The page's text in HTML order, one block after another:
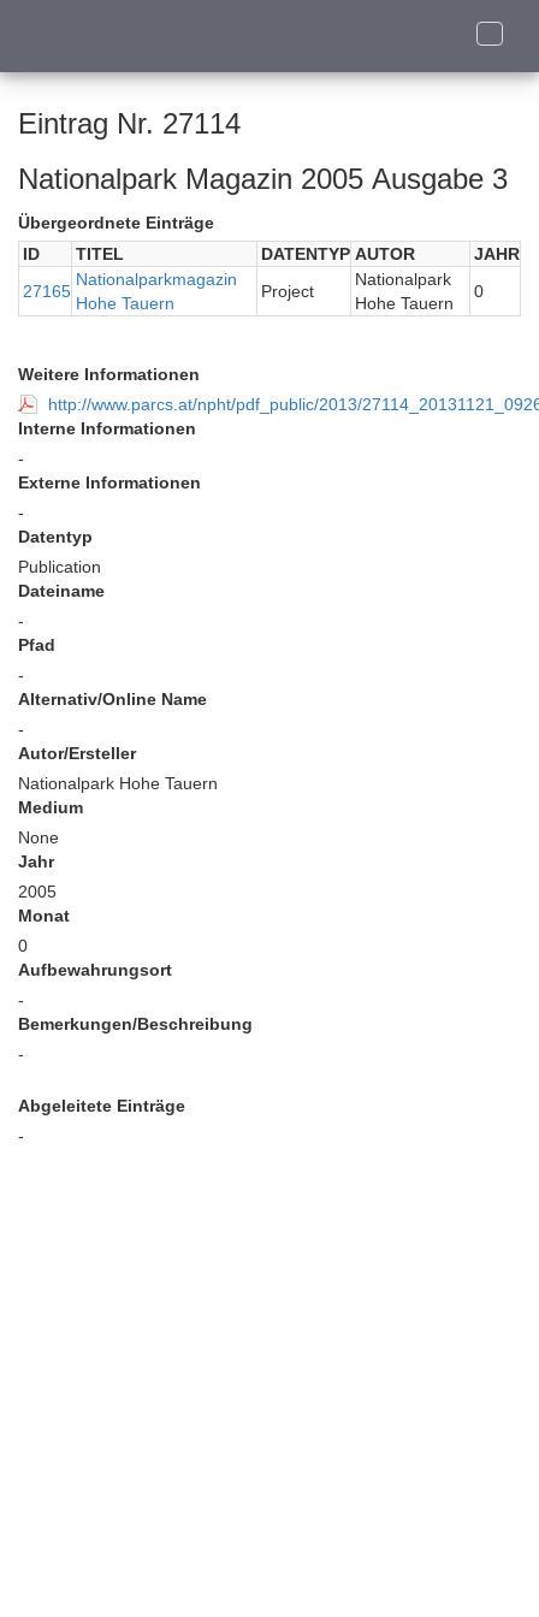
Toggle
Eintrag Nr. 27114
Nationalpark Magazin 2005 Ausgabe 3
Übergeordnete Einträge
ID
TITEL DATENTYP AUTOR
JAHR
27165
Nationalparkmagazin
Hohe Tauern
Project
Nationalpark
Hohe Tauern
0
Weitere Informationen
http://www.parcs.at/npht/pdf_public/2013/
Interne Informationen
-
Externe Informationen
-
Datentyp
Publication
Dateiname
-
Pfad
-
Alternativ/Online Name
-
Autor/Ersteller
Nationalpark Hohe Tauern
Medium
None
Jahr
2005
Monat
0
Aufbewahrungsort
-
Bemerkungen/Beschreibung
-
Abgeleitete Einträge
-